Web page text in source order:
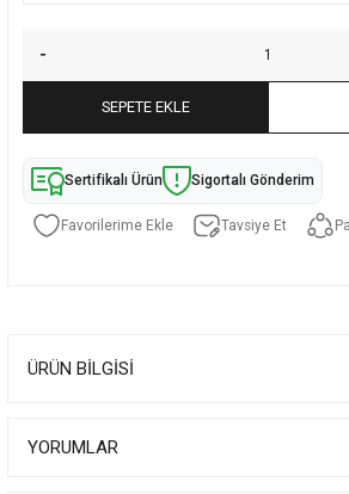
SEPETE EKLE
Sertifikalı Ürün Sigortalı Gönderim
Tavsiye Et
ÜRÜN BILGISI
YORUMLAR